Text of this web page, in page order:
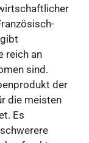
reich an
sind.
der
die meisten
Es